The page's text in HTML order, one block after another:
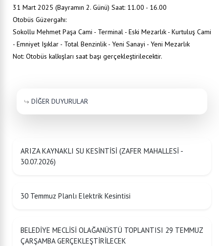
31 Mart 2025 (Bayramın 2. Günü) Saat: 11.00 - 16.00
Otobüs Güzergahı:
Sokollu Mehmet Paşa Cami - Terminal - Eski Mezarlık - Kurtuluş Cami
- Emniyet Işıklar - Total Benzinlik - Yeni Sanayi - Yeni Mezarlık
Not: Otobüs kalkışları saat başı gerçekleştirilecektir.
DİĞER DUYURULAR
ARIZA KAYNAKLI SU KESİNTİSİ (ZAFER MAHALLESİ -
30.07.2026)
30 Temmuz Planlı Elektrik Kesintisi
BELEDİYE MECLİSİ OLAĞANÜSTÜ TOPLANTISI 29 TEMMUZ
ÇARŞAMBA GERÇEKLEŞTİRİLECEK